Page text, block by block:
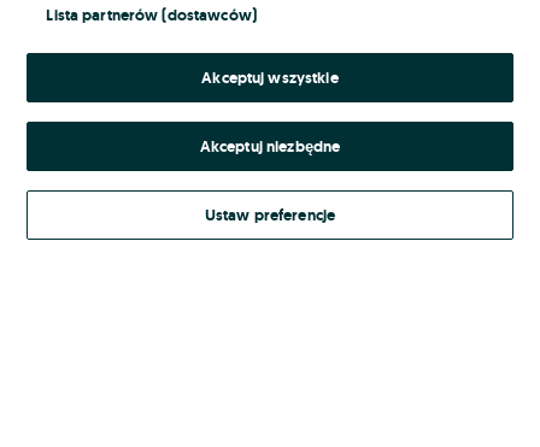
Kontynuując za pośrednictwem jednego z dostawców wskazanych powyżej,
Regulamin serwisu OLX.pl w jego aktualnym brzmieniu.
Lista partnerów (dostawców)
Akceptuj wszystkie
Akceptuj niezbędne
Ustaw preferencje